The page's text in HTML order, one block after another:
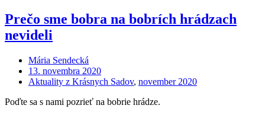
Prečo sme bobra na bobrích hrádzach
nevideli
Mária Sendecká
13. novembra 2020
Aktuality z Krásnych Sadov, november 2020
Poďte sa s nami pozrieť na bobrie hrádze.